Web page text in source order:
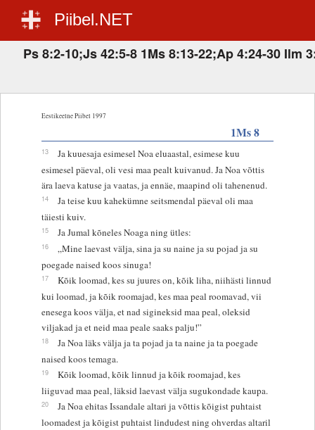
Piibel.NET
Ps 8:2-10;Js 42:5-8 1Ms 8:13-22;Ap 4:24-30 Ilm
Eestikeelne Piibel 1997
1Ms 8
13
Ja kuuesaja esimesel Noa eluaastal, esimese kuu
esimesel päeval, oli vesi maa pealt kuivanud. Ja Noa võttis
ära laeva katuse ja vaatas, ja ennäe, maapind oli tahenenud.
14
Ja teise kuu kahekümne seitsmendal päeval oli maa
täiesti kuiv.
15 Ja Jumal kõneles Noaga ning ütles:
16
„Mine laevast välja, sina ja su naine ja su pojad ja su
poegade naised koos sinuga!
17
Kõik loomad, kes su juures on, kõik liha, niihästi linnud
kui loomad, ja kõik roomajad, kes maa peal roomavad, vii
enesega koos välja, et nad sigineksid maa peal, oleksid
viljakad ja et neid maa peale saaks palju!”
18
Ja Noa läks välja ja ta pojad ja ta naine ja ta poegade
naised koos temaga.
19
Kõik loomad, kõik linnud ja kõik roomajad, kes
liiguvad maa peal, läksid laevast välja sugukondade kaupa.
20
Ja Noa ehitas Issandale altari ja võttis kõigist puhtaist
loomadest ja kõigist puhtaist lindudest ning ohverdas altaril